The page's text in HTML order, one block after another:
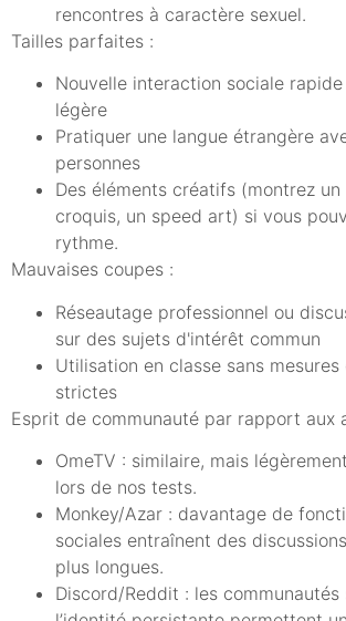
rencontres à caractère sexuel.
Tailles parfaites :
Nouvelle interaction sociale
légère
Pratiquer une langue étrangère
personnes
Des éléments créatifs (montrez un
croquis, un speed art) si vous
rythme.
Mauvaises coupes :
Réseautage professionnel ou
sur des sujets d'intérêt commun
Utilisation en classe sans
strictes
Esprit de communauté par rapport aux
OmeTV : similaire, mais
lors de nos tests.
Monkey/Azar : davantage de
sociales entraînent des
plus longues.
Discord/Reddit : les